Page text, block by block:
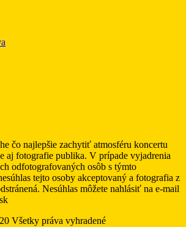
čo najlepšie zachytiť atmosféru koncertu
aj fotografie publika. V prípade vyjadrenia
odfotografovaných osôb s týmto
tejto osoby akceptovaný a fotografia z
Nesúhlas môžete nahlásiť na e-mail
Všetky práva vyhradené